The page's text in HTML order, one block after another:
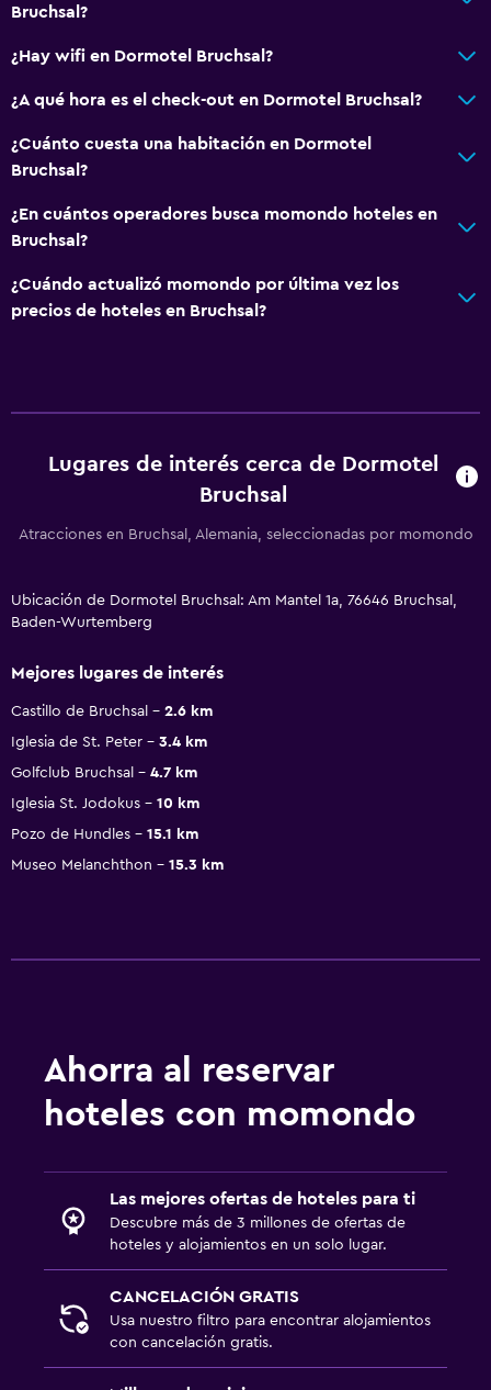
Bruchsal?
¿Hay wifi en Dormotel Bruchsal?
¿A qué hora es el check-out en Dormotel Bruchsal?
¿Cuánto cuesta una habitación en Dormotel
Bruchsal?
¿En cuántos operadores busca momondo hoteles en
Bruchsal?
¿Cuándo actualizó momondo por última vez los
precios de hoteles en Bruchsal?
Lugares de interés cerca de Dormotel
Bruchsal
Atracciones en Bruchsal, Alemania, seleccionadas por momondo
Ubicación de Dormotel Bruchsal: Am Mantel 1a, 76646 Bruchsal,
Baden-Wurtemberg
Mejores lugares de interés
Castillo de Bruchsal
2.6 km
Iglesia de St. Peter
3.4 km
Golfclub Bruchsal
4.7 km
Iglesia St. Jodokus
10 km
Pozo de Hundles
15.1 km
Museo Melanchthon
15.3 km
Ahorra al reservar
hoteles con momondo
Las mejores ofertas de hoteles para ti
Descubre más de 3 millones de ofertas de
hoteles y alojamientos en un solo lugar.
CANCELACIÓN GRATIS
Usa nuestro filtro para encontrar alojamientos
con cancelación gratis.